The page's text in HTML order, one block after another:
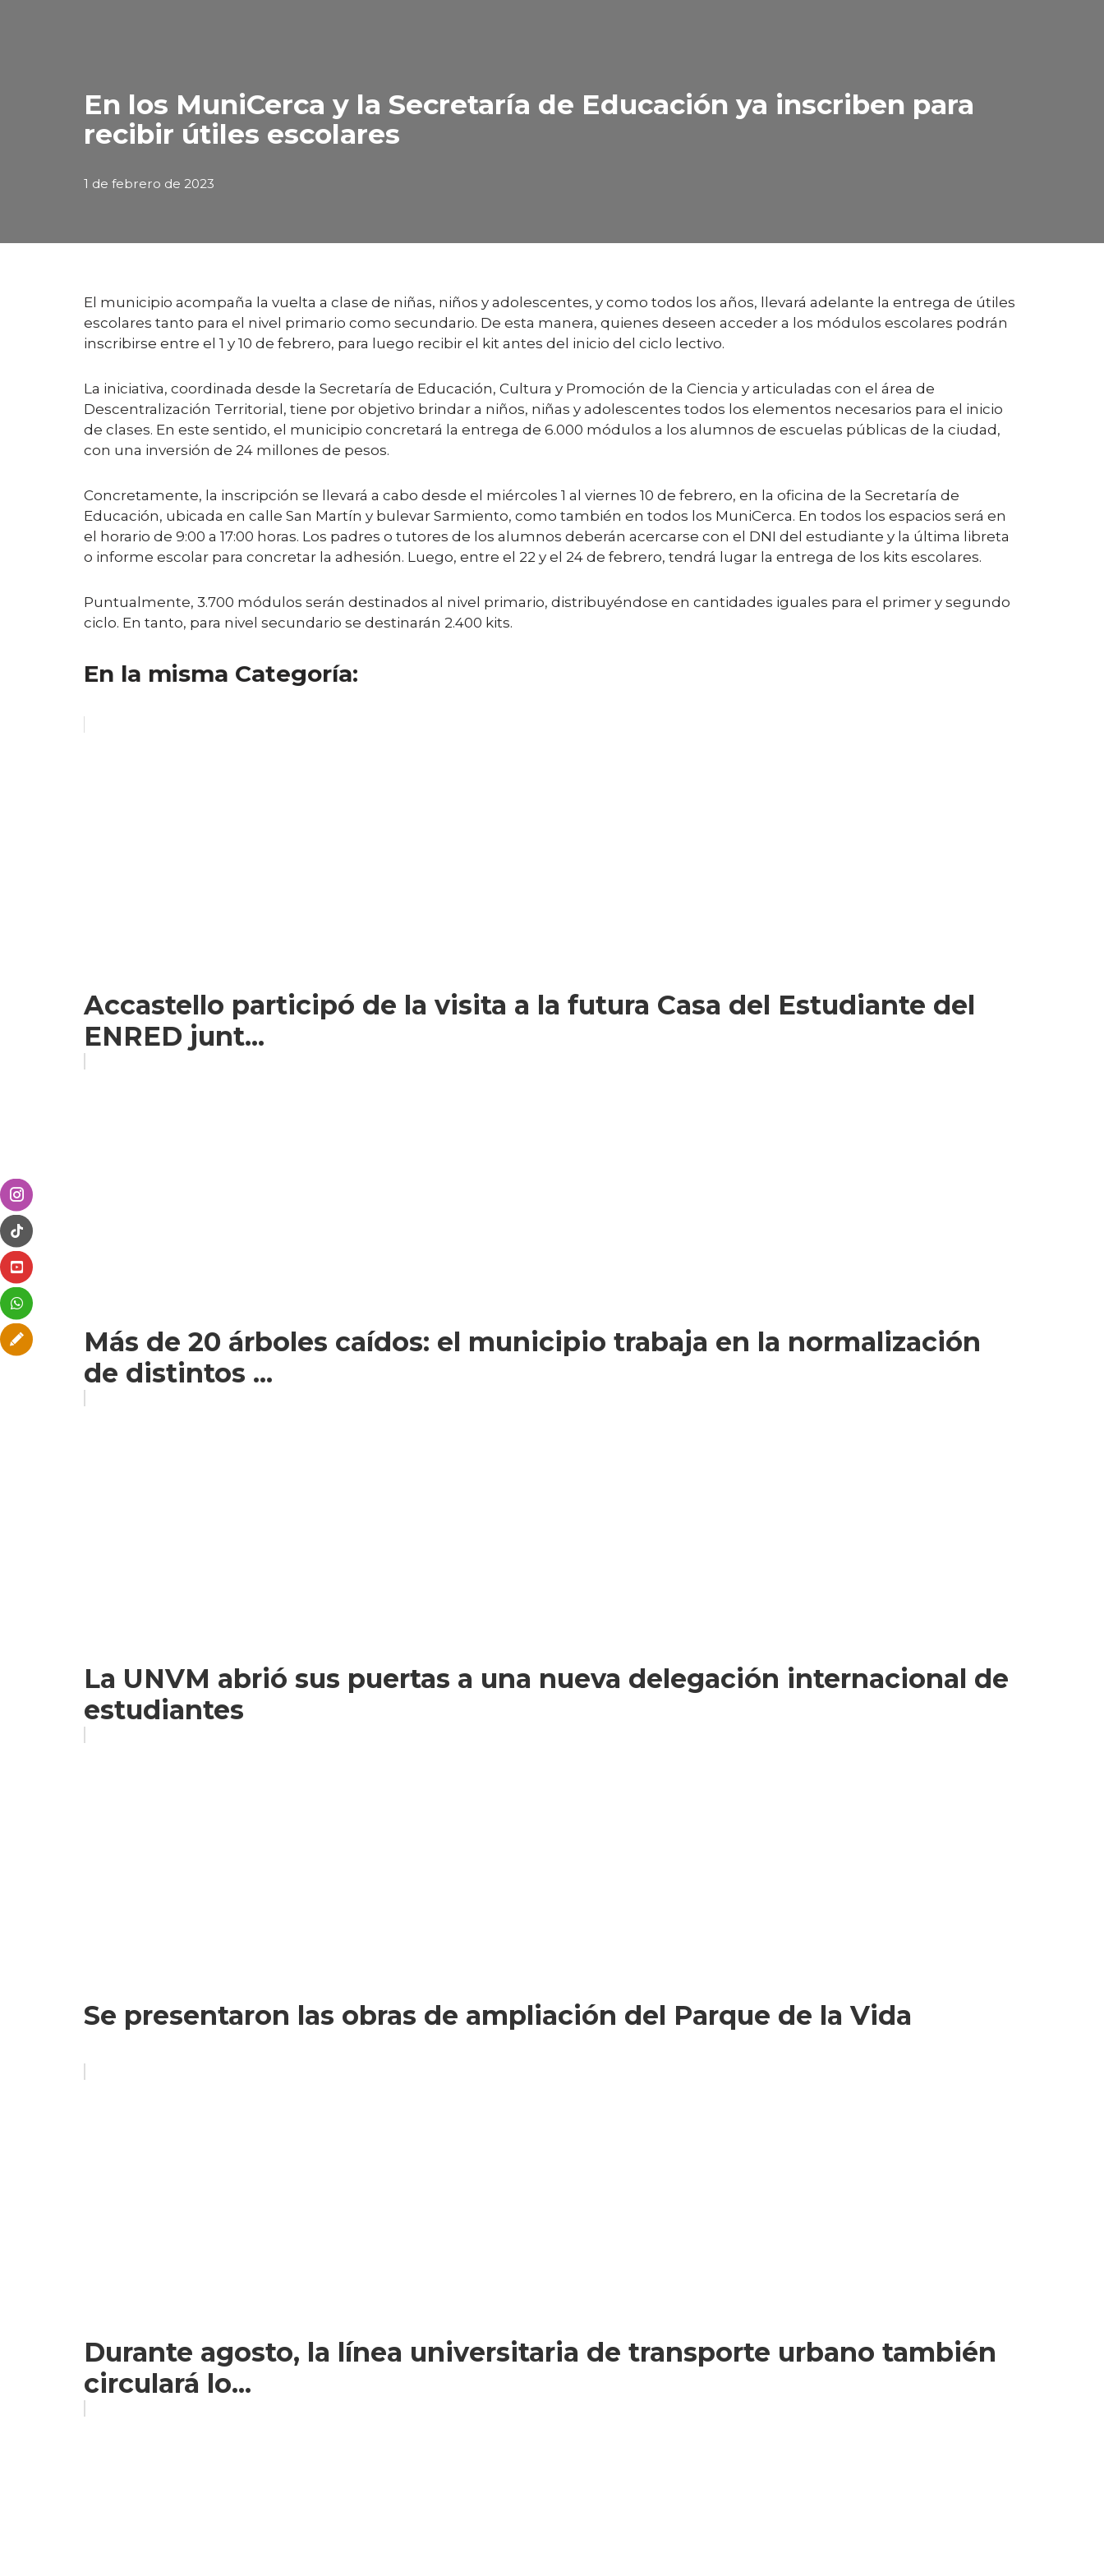
En los MuniCerca y la Secretaría de Educación ya inscriben para
recibir útiles escolares
1 de febrero de 2023
El municipio acompaña la vuelta a clase de niñas, niños y adolescentes, y como todos los años, llevará adelante la entrega de útiles
escolares tanto para el nivel primario como secundario. De esta manera, quienes deseen acceder a los módulos escolares podrán
inscribirse entre el 1 y 10 de febrero, para luego recibir el kit antes del inicio del ciclo lectivo.
La iniciativa, coordinada desde la Secretaría de Educación, Cultura y Promoción de la Ciencia y articuladas con el área de
Descentralización Territorial, tiene por objetivo brindar a niños, niñas y adolescentes todos los elementos necesarios para el inicio
de clases. En este sentido, el municipio concretará la entrega de 6.000 módulos a los alumnos de escuelas públicas de la ciudad,
con una inversión de 24 millones de pesos.
Concretamente, la inscripción se llevará a cabo desde el miércoles 1 al viernes 10 de febrero, en la oficina de la Secretaría de
Educación, ubicada en calle San Martín y bulevar Sarmiento, como también en todos los MuniCerca. En todos los espacios será en
el horario de 9:00 a 17:00 horas. Los padres o tutores de los alumnos deberán acercarse con el DNI del estudiante y la última libreta
o informe escolar para concretar la adhesión. Luego, entre el 22 y el 24 de febrero, tendrá lugar la entrega de los kits escolares.
Puntualmente, 3.700 módulos serán destinados al nivel primario, distribuyéndose en cantidades iguales para el primer y segundo
ciclo. En tanto, para nivel secundario se destinarán 2.400 kits.
En la misma Categoría:
Accastello participó de la visita a la futura Casa del Estudiante del
ENRED junt...
Más de 20 árboles caídos: el municipio trabaja en la normalización
de distintos ...
La UNVM abrió sus puertas a una nueva delegación internacional de
estudiantes
Se presentaron las obras de ampliación del Parque de la Vida
Durante agosto, la línea universitaria de transporte urbano también
circulará lo...